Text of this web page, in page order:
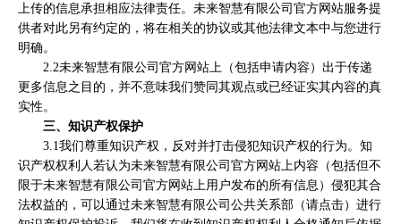
上传的信息承担相应法律责任。未来智慧有限公司官方网站服务提
供者对此另有约定的，将在相关的协议或其他法律文本中与您进行
明确。
2.2未来智慧有限公司官方网站上（包括申请内容）出于传递
更多信息之目的，并不意味我们赞同其观点或已经证实其内容的真
实性。
三、知识产权保护
3.1我们尊重知识产权，反对并打击侵犯知识产权的行为。知
识产权权利人若认为未来智慧有限公司官方网站上内容（包括但不
限于未来智慧有限公司官方网站上用户发布的所有信息）侵犯其合
法权益的，可以通过未来智慧有限公司公共关系部（请点击）进行